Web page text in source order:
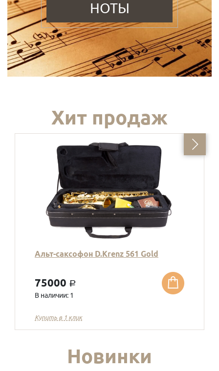
НОТЫ
Хит продаж
Альт-саксофон D.Krenz 561 Gold
75000 a
В наличии: 1
Купить в 1 клик
Новинки